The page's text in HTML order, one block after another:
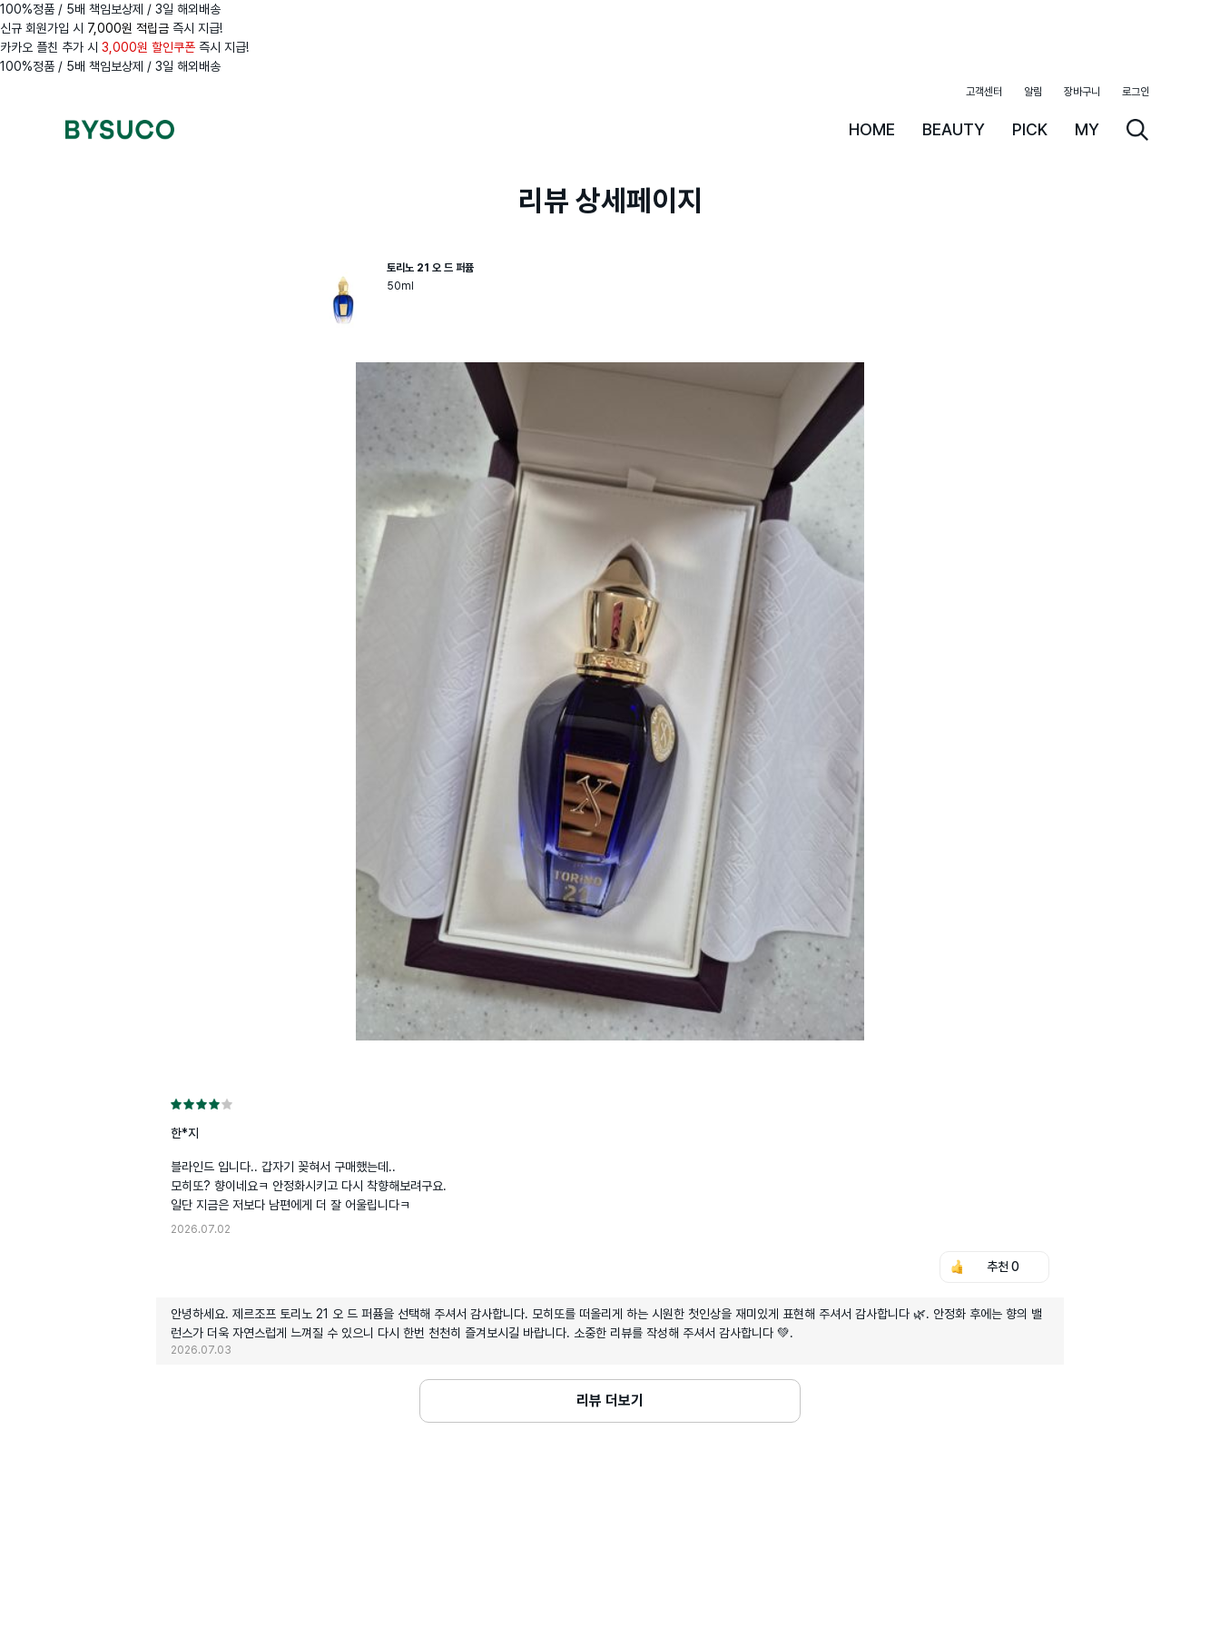
100%정품 / 5배 책임보상제 / 3일 해외배송
신규 회원가입 시 7,000원 적립금 즉시 지급!
카카오 플친 추가 시 3,000원 할인쿠폰 즉시 지급!
100%정품 / 5배 책임보상제 / 3일 해외배송
HOME BEAUTY PICK MY
고객센터 알림 장바구니 로그인
리뷰 상세페이지
토리노 21 오 드 퍼퓸
50ml
한*지
블라인드 입니다.. 갑자기 꽂혀서 구매했는데..
모히또? 향이네요ㅋ 안정화시키고 다시 착향해보려구요.
일단 지금은 저보다 남편에게 더 잘 어울립니다ㅋ
2026.07.02
추천 0
안녕하세요. 제르조프 토리노 21 오 드 퍼퓸을 선택해 주셔서 감사합니다. 모히또를 떠올리게 하는 시원한 첫인상을 재미있게 표현해 주셔서 감사합니다 🌿. 안정화 후에는 향의 밸
런스가 더욱 자연스럽게 느껴질 수 있으니 다시 한번 천천히 즐겨보시길 바랍니다. 소중한 리뷰를 작성해 주셔서 감사합니다 💚.
2026.07.03
리뷰 더보기